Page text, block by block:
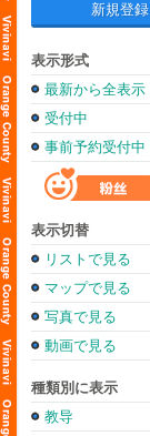
新規登録
表示形式
最新から全表示
受付中
事前予約受付中
表示切替
リストで見る
マップで見る
写真で見る
動画で見る
種類別に表示
教导